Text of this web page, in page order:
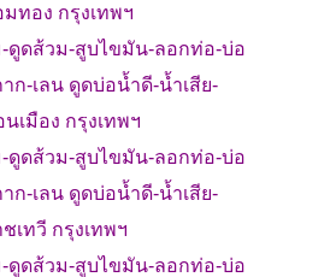
มทอง กรุงเทพฯ
-ดูดส้วม-สูบไขมัน-ลอกท่อ-บ่อ
ก-เลน ดูดบ่อน้ำดี-น้ำเสีย-
นเมือง กรุงเทพฯ
-ดูดส้วม-สูบไขมัน-ลอกท่อ-บ่อ
ก-เลน ดูดบ่อน้ำดี-น้ำเสีย-
ชเทวี กรุงเทพฯ
-ดูดส้วม-สูบไขมัน-ลอกท่อ-บ่อ